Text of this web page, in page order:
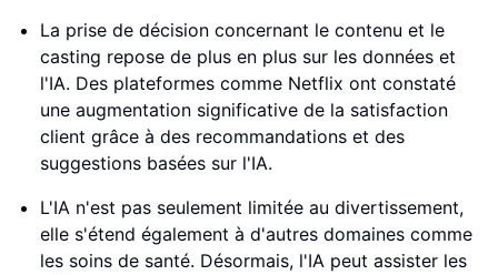
La prise de décision concernant le contenu et le
casting repose de plus en plus sur les données et
l'IA. Des plateformes comme Netflix ont constaté
une augmentation significative de la satisfaction
client grâce à des recommandations et des
suggestions basées sur l'IA.
L'IA n'est pas seulement limitée au divertissement,
elle s'étend également à d'autres domaines comme
les soins de santé. Désormais, l'IA peut assister les